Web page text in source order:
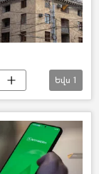
Եվս 1